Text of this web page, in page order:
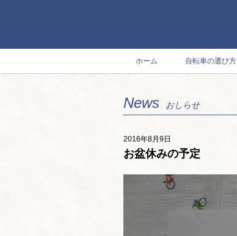
ホーム 自転車の選び方
News おしらせ
2016年8月9日
お盆休みの予定